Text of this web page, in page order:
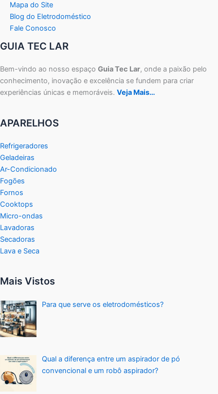
Mapa do Site
Blog do Eletrodoméstico
Fale Conosco
GUIA TEC LAR
Bem-vindo ao nosso espaço Guia Tec Lar, onde a paixão pelo
conhecimento, inovação e excelência se fundem para criar
experiências únicas e memoráveis. Veja Mais…
APARELHOS
Refrigeradores
Geladeiras
Ar-Condicionado
Fogões
Fornos
Cooktops
Micro-ondas
Lavadoras
Secadoras
Lava e Seca
Mais Vistos
Para que serve os eletrodomésticos?
Qual a diferença entre um aspirador de pó
convencional e um robô aspirador?